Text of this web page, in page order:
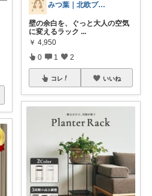
みつ葉｜北欧プチプラ雑貨
壁の余白を、ぐっと大人の空気
に変えるラック ...
￥ 4,950
0 1 2
コレ いいね